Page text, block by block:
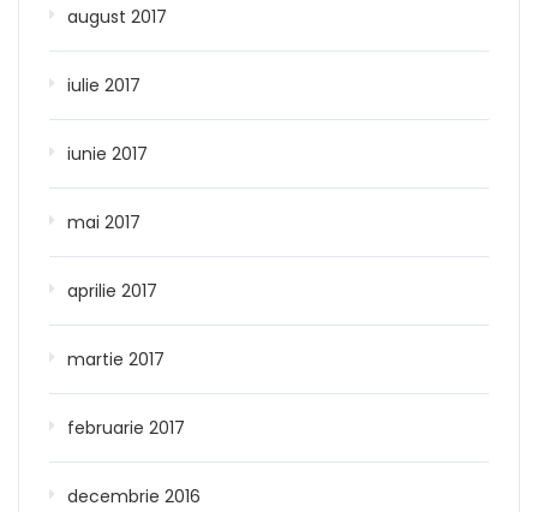
august 2017
iulie 2017
iunie 2017
mai 2017
aprilie 2017
martie 2017
februarie 2017
decembrie 2016